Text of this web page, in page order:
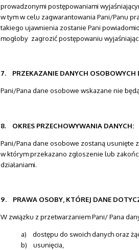
prowadzonymi postępowaniami
w tym w celu zagwarantowania Pani/Panu
takiego ujawnienia zostanie Pani
mogłoby zagrozić postępowaniu
7. PRZEKAZANIE DANYCH OSOBOWYCH
Pani/Pana dane osobowe wskazane nie
8. OKRES PRZECHOWYWANIA DANYCH:
Pani/Pana dane osobowe zostaną usunięte
w którym przekazano zgłoszenie lub
działaniami.
9. PRAWA OSOBY, KTÓREJ DANE
W związku z przetwarzaniem Pani/ Pana
a) dostępu do swoich danych oraz
b) usunięcia,